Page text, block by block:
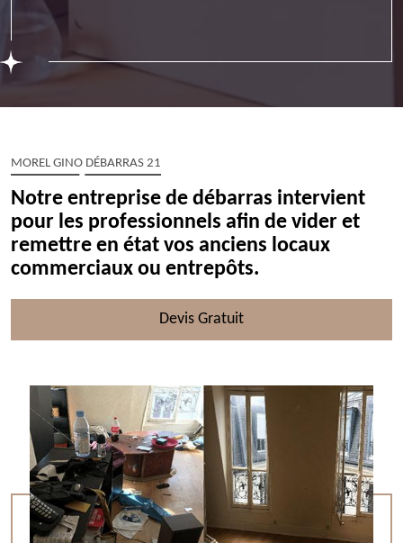
MOREL GINO DÉBARRAS 21
Notre entreprise de débarras intervient
pour les professionnels afin de vider et
remettre en état vos anciens locaux
commerciaux ou entrepôts.
Devis Gratuit